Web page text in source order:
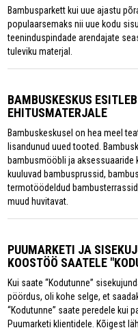
Bambusparkett kui uue ajastu
populaarsemaks nii uue kodu
teeninduspindade arendajate
tuleviku materjal.
BAMBUSKESKUS
EHITUSMATERJALE
Bambuskeskusel on hea meel
lisandunud uued tooted.
bambusmööbli ja aksessuaaride
kuuluvad bambusprussid,
termotöödeldud
muud huvitavat.
PUUMARKETI JA
KOOSTÖÖ SAATELE
Kui saate “Kodutunne”
pöördus, oli kohe selge, et
“Kodutunne” saate peredele kui
Puumarketi klientidele. Kõigest